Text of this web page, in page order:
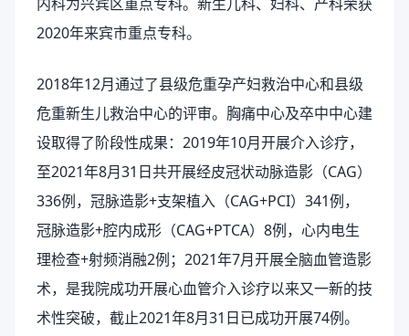
2020年来宾市重点专科。
2018年12月通过了县级危重孕产妇救治中心和县级
危重新生儿救治中心的评审。胸痛中心及卒中中心建
设取得了阶段性成果：2019年10月开展介入诊疗，
至2021年8月31日共开展经皮冠状动脉造影（CAG）
336例，冠脉造影+支架植入（CAG+PCI）341例，
冠脉造影+腔内成形（CAG+PTCA）8例，心内电生
理检查+射频消融2例；2021年7月开展全脑血管造影
术，是我院成功开展心血管介入诊疗以来又一新的技
术性突破，截止2021年8月31日已成功开展74例。